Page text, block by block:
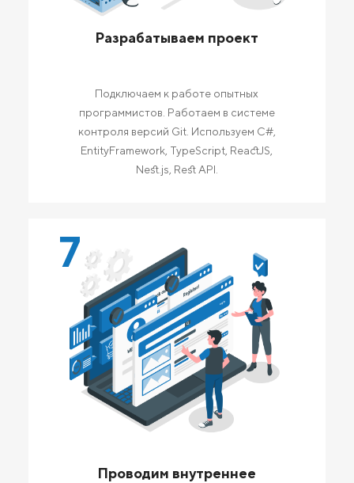
Разрабатываем проект
Подключаем к работе опытных
программистов. Работаем в системе
контроля версий Git. Используем C#,
EntityFramework, TypeScript, ReactJS,
Nest.js, Rest API.
7
Проводим внутреннее